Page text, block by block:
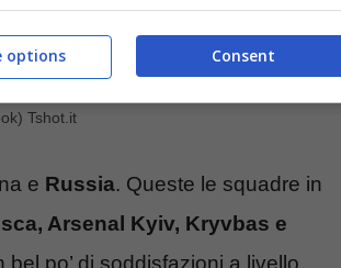
Tshot.it
e Russia. Queste le squadre in
Arsenal Kyiv, Kryvbas e
po’ di soddisfazioni a livello
Consent
options